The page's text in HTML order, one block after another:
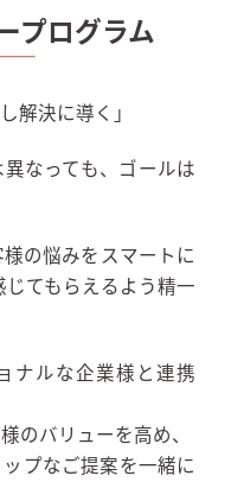
プログラム
解決に導く」
なっても、ゴールは
の悩みをスマートに
てもらえるよう精一
ナルな企業様と連携
のバリューを高め、
プなご提案を一緒に